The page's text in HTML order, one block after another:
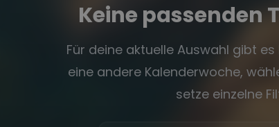
Keine passenden
Für deine aktuelle Auswahl gibt
eine andere Kalenderwoche,
setze einzelne